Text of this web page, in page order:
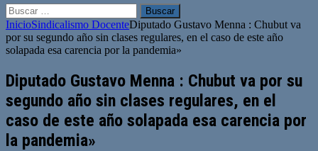
Buscar:
InicioSindicalismo DocenteDiputado Gustavo Menna : Chubut va
por su segundo año sin clases regulares, en el caso de este año
solapada esa carencia por la pandemia»
Diputado Gustavo Menna : Chubut va por su
segundo año sin clases regulares, en el
caso de este año solapada esa carencia por
la pandemia»